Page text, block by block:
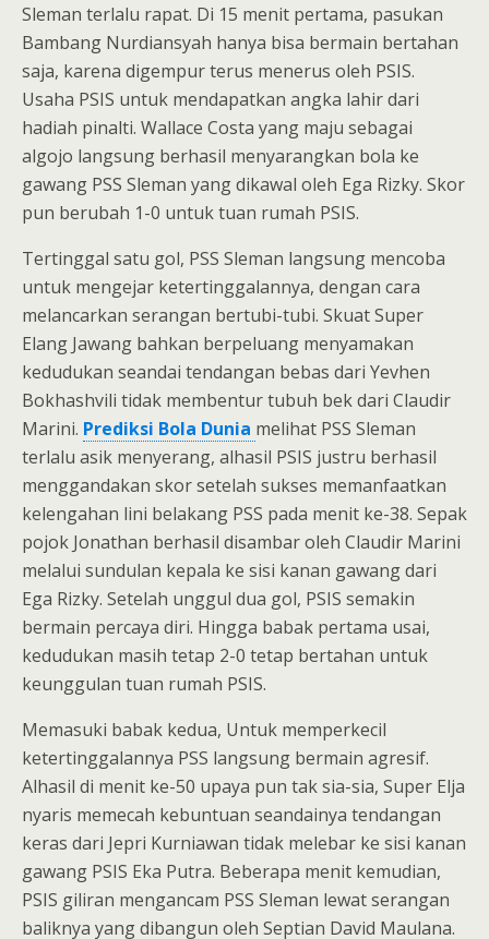
Sleman terlalu rapat. Di 15 menit pertama, pasukan
Bambang Nurdiansyah hanya bisa bermain bertahan
saja, karena digempur terus menerus oleh PSIS.
Usaha PSIS untuk mendapatkan angka lahir dari
hadiah pinalti. Wallace Costa yang maju sebagai
algojo langsung berhasil menyarangkan bola ke
gawang PSS Sleman yang dikawal oleh Ega Rizky. Skor
pun berubah 1-0 untuk tuan rumah PSIS.
Tertinggal satu gol, PSS Sleman langsung mencoba
untuk mengejar ketertinggalannya, dengan cara
melancarkan serangan bertubi-tubi. Skuat Super
Elang Jawang bahkan berpeluang menyamakan
kedudukan seandai tendangan bebas dari Yevhen
Bokhashvili tidak membentur tubuh bek dari Claudir
Marini. Prediksi Bola Dunia melihat PSS Sleman
terlalu asik menyerang, alhasil PSIS justru berhasil
menggandakan skor setelah sukses memanfaatkan
kelengahan lini belakang PSS pada menit ke-38. Sepak
pojok Jonathan berhasil disambar oleh Claudir Marini
melalui sundulan kepala ke sisi kanan gawang dari
Ega Rizky. Setelah unggul dua gol, PSIS semakin
bermain percaya diri. Hingga babak pertama usai,
kedudukan masih tetap 2-0 tetap bertahan untuk
keunggulan tuan rumah PSIS.
Memasuki babak kedua, Untuk memperkecil
ketertinggalannya PSS langsung bermain agresif.
Alhasil di menit ke-50 upaya pun tak sia-sia, Super Elja
nyaris memecah kebuntuan seandainya tendangan
keras dari Jepri Kurniawan tidak melebar ke sisi kanan
gawang PSIS Eka Putra. Beberapa menit kemudian,
PSIS giliran mengancam PSS Sleman lewat serangan
baliknya yang dibangun oleh Septian David Maulana.